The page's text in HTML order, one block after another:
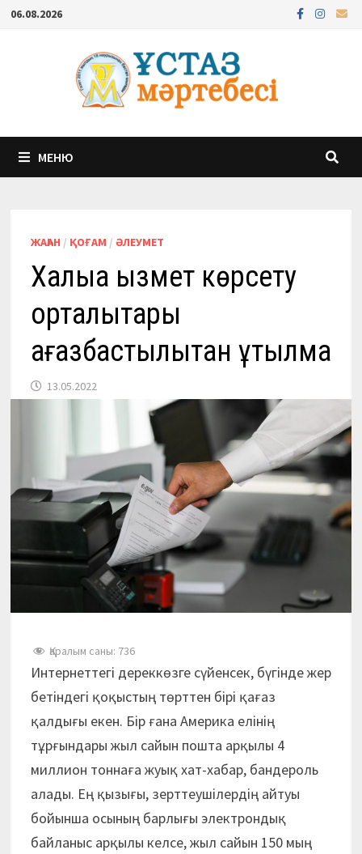
Перейти
содержимому
06.08.2026
МЕНЮ
ЖАҺАН / ҚОҒАМ / ӘЛЕУМЕТ
Халыққа қызмет көрсету
орталықтары
қағазбастылықтан құтылмақ
13.05.2022
Қаралым саны: 736
Интернеттегі дереккөзге сүйенсек, бүгінде жер
бетіндегі қоқыстың төрттен бірі қағаз
қалдығы екен. Бір ғана Америка елінің
тұрғындары жыл сайын пошта арқылы 4
миллион тоннаға жуық хат-хабар, бандероль
алады. Ең қызығы, зерттеушілердің айтуы
бойынша осының барлығы электрондық
байланыс арқылы келсе, жыл сайын 150 мың